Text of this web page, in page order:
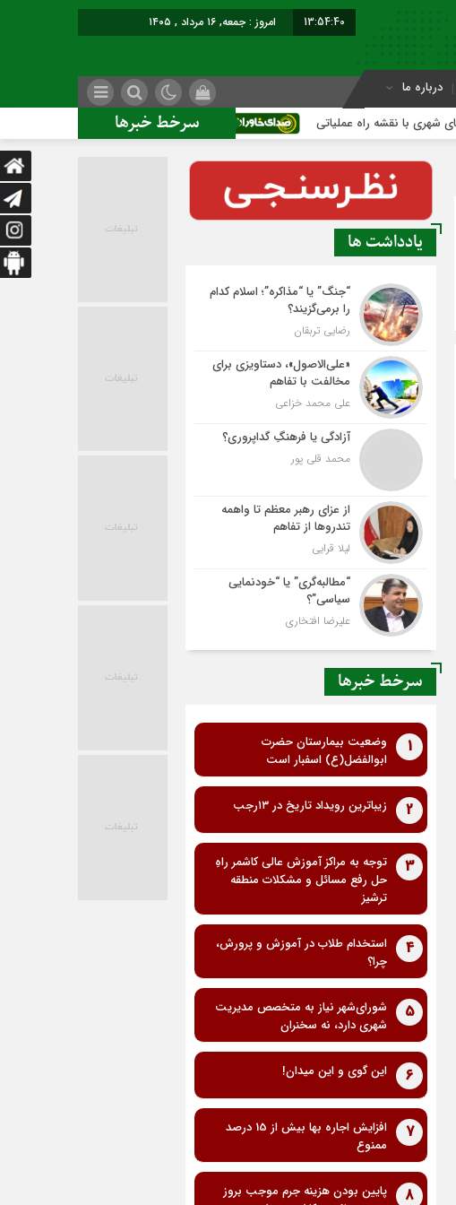
13:54:41 برابر با : Friday - 7 August - 2026
درباره ما
سرخط خبرها راه عملیاتی ساخت ساختمان اداری جدید ممنوع؛
یادداشت ها
“جنگ” یا “مذاکره”؛ اسلام کدام
را برمی‌گزیند؟
رضایی تربقان
«علی‌الاصول»، دستاویزی برای
مخالفت با تفاهم
علی محمد خزاعی
آزادگی یا فرهنگِ گداپروری؟
محمد قلی پور
از عزای رهبر معظم تا واهمه
تندروها از تفاهم
لیلا قرایی
“مطالبه‌گری” یا “خودنمایی
سیاسی”؟
علیرضا افتخاری
سرخط خبرها
1
وضعیت بیمارستان حضرت
ابوالفضل(ع) اسفبار است
2 زیباترین رویداد تاریخ در ۱۳رجب
3
توجه به مراکز آموزش عالی کاشمر راهِ
حل رفع مسائل و مشکلات منطقه
ترشیز
4
استخدام طلاب در آموزش و پرورش،
چرا؟
5
شورای‌شهر نیاز به متخصص مدیریت
شهری دارد، نه سخنران
6 این گوی و این میدان!
7
افزایش اجاره بها بیش از 15 درصد
ممنوع
8
پایین بودن هزینه جرم موجب بروز